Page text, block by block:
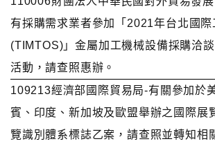
有採購需求業者參加「2021年台北國際
(TIMTOS)」金屬加工機械設備採購洽
活動，請查照惠辦。
109213經濟部國際貿易局-有關參加於
賓、印度、新加坡及歐盟舉辦之國際展
覽識別體系標誌乙案，請查照並轉知相